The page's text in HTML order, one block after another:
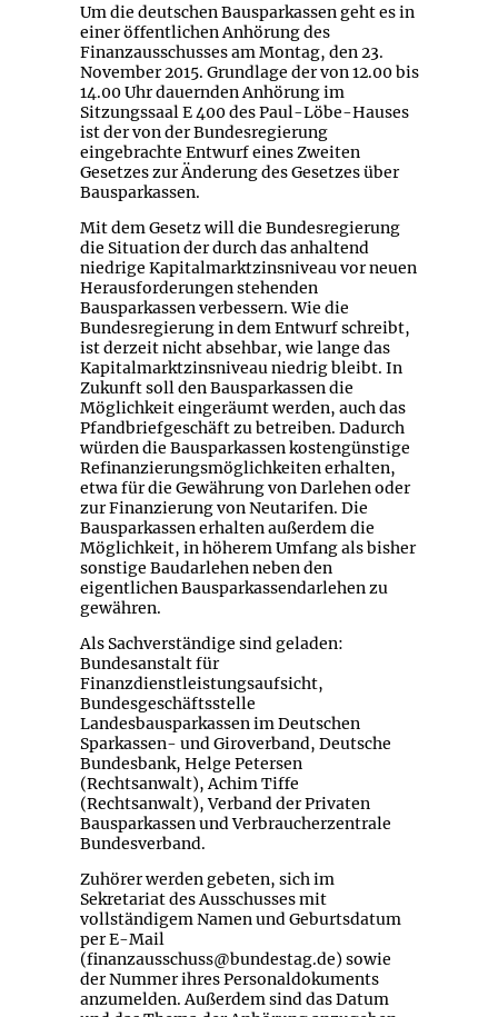
Um die deutschen Bausparkassen geht es in
einer öffentlichen Anhörung des
Finanzausschusses am Montag, den 23.
November 2015. Grundlage der von 12.00 bis
14.00 Uhr dauernden Anhörung im
Sitzungssaal E 400 des Paul-Löbe-Hauses
ist der von der Bundesregierung
eingebrachte Entwurf eines Zweiten
Gesetzes zur Änderung des Gesetzes über
Bausparkassen.
Mit dem Gesetz will die Bundesregierung
die Situation der durch das anhaltend
niedrige Kapitalmarktzinsniveau vor neuen
Herausforderungen stehenden
Bausparkassen verbessern. Wie die
Bundesregierung in dem Entwurf schreibt,
ist derzeit nicht absehbar, wie lange das
Kapitalmarktzinsniveau niedrig bleibt. In
Zukunft soll den Bausparkassen die
Möglichkeit eingeräumt werden, auch das
Pfandbriefgeschäft zu betreiben. Dadurch
würden die Bausparkassen kostengünstige
Refinanzierungsmöglichkeiten erhalten,
etwa für die Gewährung von Darlehen oder
zur Finanzierung von Neutarifen. Die
Bausparkassen erhalten außerdem die
Möglichkeit, in höherem Umfang als bisher
sonstige Baudarlehen neben den
eigentlichen Bausparkassendarlehen zu
gewähren.
Als Sachverständige sind geladen:
Bundesanstalt für
Finanzdienstleistungsaufsicht,
Bundesgeschäftsstelle
Landesbausparkassen im Deutschen
Sparkassen- und Giroverband, Deutsche
Bundesbank, Helge Petersen
(Rechtsanwalt), Achim Tiffe
(Rechtsanwalt), Verband der Privaten
Bausparkassen und Verbraucherzentrale
Bundesverband.
Zuhörer werden gebeten, sich im
Sekretariat des Ausschusses mit
vollständigem Namen und Geburtsdatum
per E-Mail
(finanzausschuss@bundestag.de) sowie
der Nummer ihres Personaldokuments
anzumelden. Außerdem sind das Datum